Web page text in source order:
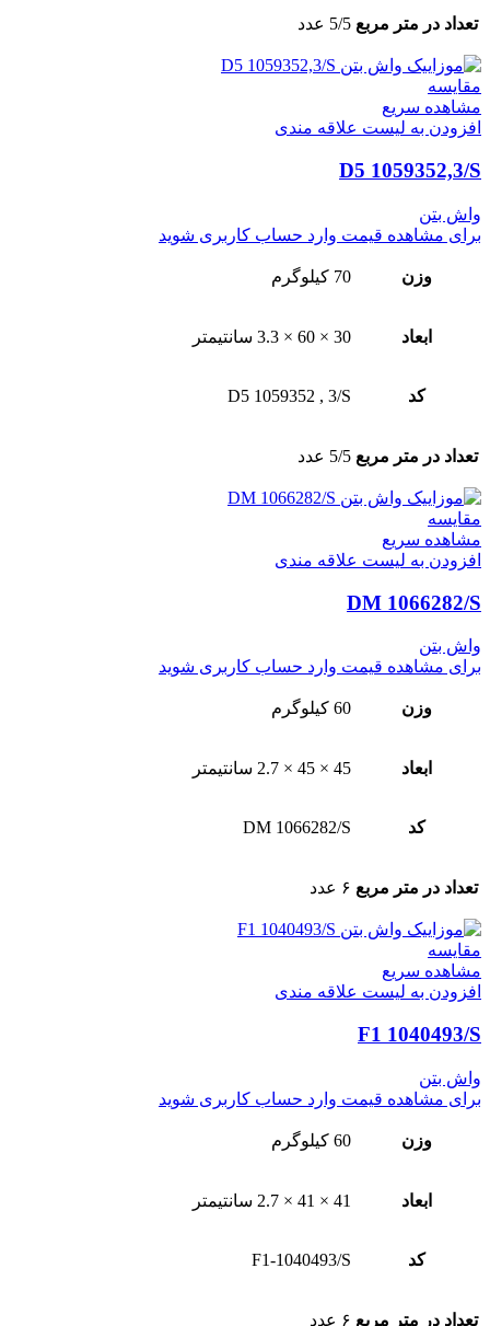
تعداد در متر مربع 5/5 عدد
مقایسه
مشاهده سریع
افزودن به لیست علاقه مندی
D5 1059352,3/S
واش بتن
برای مشاهده قیمت وارد حساب کاربری شوید
وزن 70 کیلوگرم
ابعاد 30 × 60 × 3.3 سانتیمتر
کد D5 1059352 , 3/S
تعداد در متر مربع 5/5 عدد
مقایسه
مشاهده سریع
افزودن به لیست علاقه مندی
DM 1066282/S
واش بتن
برای مشاهده قیمت وارد حساب کاربری شوید
وزن 60 کیلوگرم
ابعاد 45 × 45 × 2.7 سانتیمتر
کد DM 1066282/S
تعداد در متر مربع ۶ عدد
مقایسه
مشاهده سریع
افزودن به لیست علاقه مندی
F1 1040493/S
واش بتن
برای مشاهده قیمت وارد حساب کاربری شوید
وزن 60 کیلوگرم
ابعاد 41 × 41 × 2.7 سانتیمتر
کد F1-1040493/S
تعداد در متر مربع ۶ عدد